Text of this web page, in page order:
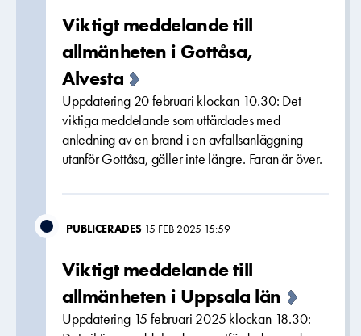
Viktigt meddelande till
allmänheten i Gottåsa,
Alvesta
Uppdatering 20 februari klockan 10.30: Det
viktiga meddelande som utfärdades med
anledning av en brand i en avfallsanläggning
utanför Gottåsa, gäller inte längre. Faran är över.
PUBLICERADES 15 FEB 2025 15:59
Viktigt meddelande till
allmänheten i Uppsala län
Uppdatering 15 februari 2025 klockan 18.30: